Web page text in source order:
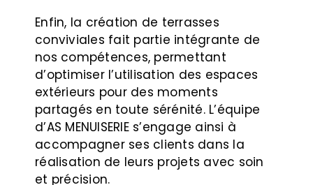
Enfin, la création de terrasses
conviviales fait partie intégrante de
nos compétences, permettant
d’optimiser l’utilisation des espaces
extérieurs pour des moments
partagés en toute sérénité. L’équipe
d’AS MENUISERIE s’engage ainsi à
accompagner ses clients dans la
réalisation de leurs projets avec soin
et précision.